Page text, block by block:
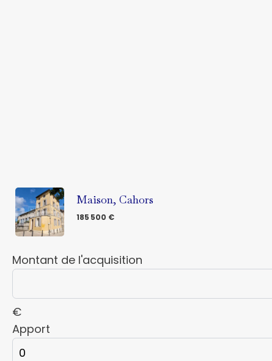
Maison, Cahors
185 500 €
Montant de l'acquisition
€
Apport